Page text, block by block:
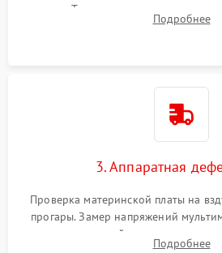
кулеров. Тщательная очистка
с помощью сжатого воздуха
Подробнее
3. Аппаратная
Проверка материнской платы на
прогары. Замер напряжений
оперативной памяти и
Подробнее